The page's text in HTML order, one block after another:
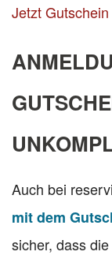
Jetzt
Auch bei
mit dem
sicher, dass